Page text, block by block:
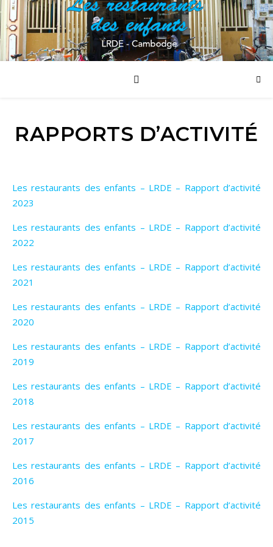
RAPPORTS D’ACTIVITÉ
Les restaurants des enfants – LRDE – Rapport d’activité
2023
Les restaurants des enfants – LRDE – Rapport d’activité
2022
Les restaurants des enfants – LRDE – Rapport d’activité
2021
Les restaurants des enfants – LRDE – Rapport d’activité
2020
Les restaurants des enfants – LRDE – Rapport d’activité
2019
Les restaurants des enfants – LRDE – Rapport d’activité
2018
Les restaurants des enfants – LRDE – Rapport d’activité
2017
Les restaurants des enfants – LRDE – Rapport d’activité
2016
Les restaurants des enfants – LRDE – Rapport d’activité
2015